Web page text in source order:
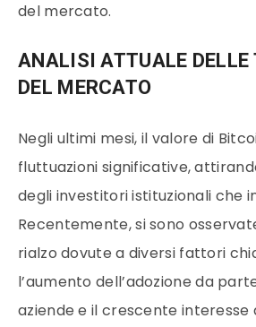
del mercato.
ANALISI ATTUALE DELLE
DEL MERCATO
Negli ultimi mesi, il valore di
fluttuazioni significative,
degli investitori istituzionali che
Recentemente, si sono
rialzo dovute a diversi fattori
l’aumento dell’adozione da
aziende e il crescente